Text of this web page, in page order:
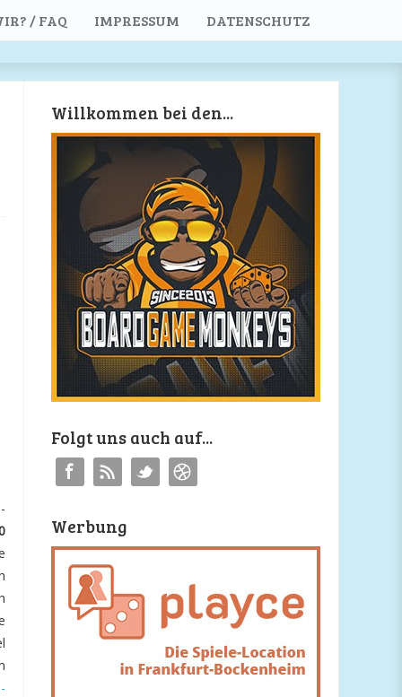
/ FAQ IMPRESSUM DATENSCHUTZ
Willkommen bei den...
Folgt uns auch auf...
Werbung